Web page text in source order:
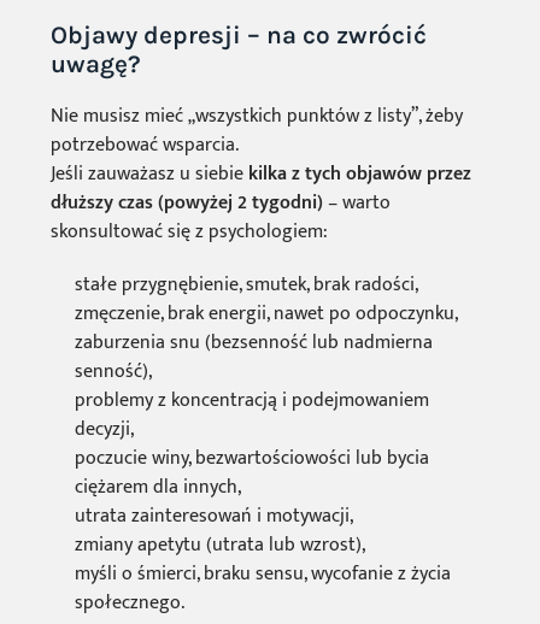
Objawy depresji – na co zwrócić
uwagę?
Nie musisz mieć „wszystkich punktów z listy”, żeby
potrzebować wsparcia.
Jeśli zauważasz u siebiekilka z tych objawów przez
dłuższy czas (powyżej 2 tygodni)– warto
skonsultować się z psychologiem:
stałe przygnębienie, smutek, brak radości,
zmęczenie, brak energii, nawet po odpoczynku,
zaburzenia snu (bezsenność lub nadmierna
senność),
problemy z koncentracją i podejmowaniem
decyzji,
poczucie winy, bezwartościowości lub bycia
ciężarem dla innych,
utrata zainteresowań i motywacji,
zmiany apetytu (utrata lub wzrost),
myśli o śmierci, braku sensu, wycofanie z życia
społecznego.